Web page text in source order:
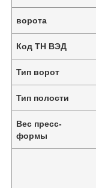
Главная
Продукция
ворота
Код ТН ВЭД
Тип ворот
Тип полости
Вес пресс-
формы